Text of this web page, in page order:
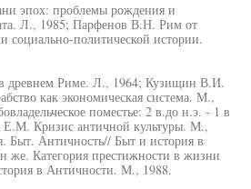
эпох: проблемы рождения и
Л., 1985; Парфенов В.Н. Рим от
социально-политической истории.
древнем Риме. Л., 1964; Кузищин В.И.
как экономическая система. М.,
поместье: 2 в.до н.э. - 1 в
Кризис античной культуры. М.,
Быт. Античность// Быт и история в
Категория престижности в жизни
в Античности. М., 1988.